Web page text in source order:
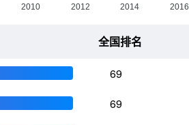
2010 2012 2014 2016
全国排名
69
69